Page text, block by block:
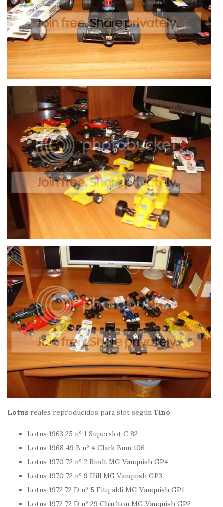
Lotus reales reproducidos para slot según Tino
Lotus 1963 25 nº 1 Superslot C 82
Lotus 1968 49 B nº 4 Clark Bum 106
Lotus 1970 72 nº 2 Rindt MG Vanquish GP4
Lotus 1970 72 nº 9 Hill MG Vanquish GP3
Lotus 1972 72 D nº 5 Fitipaldi MG Vanquish GP1
Lotus 1972 72 D nº 29 Charlton MG Vanquish GP2